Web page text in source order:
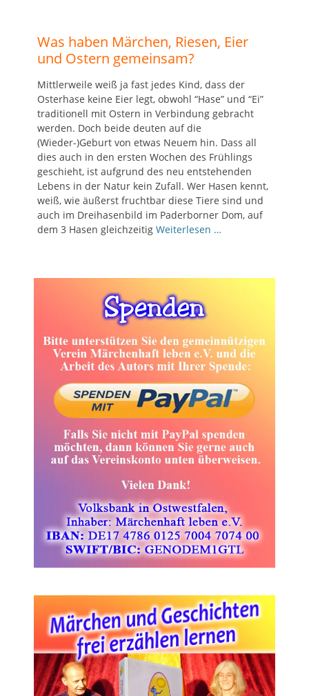
Was haben Märchen, Riesen, Eier
und Ostern gemeinsam?
Mittlerweile weiß ja fast jedes Kind, dass der
Osterhase keine Eier legt, obwohl “Hase” und “Ei”
traditionell mit Ostern in Verbindung gebracht
werden. Doch beide deuten auf die
(Wieder-)Geburt von etwas Neuem hin. Dass all
dies auch in den ersten Wochen des Frühlings
geschieht, ist aufgrund des neu entstehenden
Lebens in der Natur kein Zufall. Wer Hasen kennt,
weiß, wie äußerst fruchtbar diese Tiere sind und
auch im Dreihasenbild im Paderborner Dom, auf
dem 3 Hasen gleichzeitig Weiterlesen …